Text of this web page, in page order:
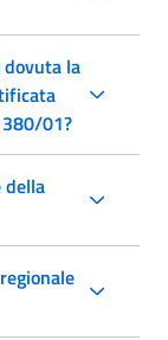
la
380/01?
della